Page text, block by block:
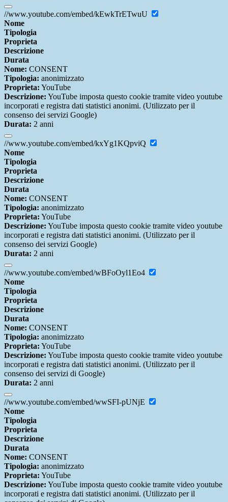
//www.youtube.com/embed/kEwkTrETwuU
Nome
Tipologia
Proprieta
Descrizione
Durata
Nome: CONSENT
Tipologia: anonimizzato
Proprieta: YouTube
Descrizione: YouTube imposta questo cookie tramite video youtube
incorporati e registra dati statistici anonimi. (Utilizzato per il
consenso dei servizi Google)
Durata: 2 anni
//www.youtube.com/embed/kxYg1KQpviQ
Nome
Tipologia
Proprieta
Descrizione
Durata
Nome: CONSENT
Tipologia: anonimizzato
Proprieta: YouTube
Descrizione: YouTube imposta questo cookie tramite video youtube
incorporati e registra dati statistici anonimi. (Utilizzato per il
consenso dei servizi Google)
Durata: 2 anni
//www.youtube.com/embed/wBFoOyl1Eo4
Nome
Tipologia
Proprieta
Descrizione
Durata
Nome: CONSENT
Tipologia: anonimizzato
Proprieta: YouTube
Descrizione: YouTube imposta questo cookie tramite video youtube
incorporati e registra dati statistici anonimi. (Utilizzato per il
consenso dei servizi di Google)
Durata: 2 anni
//www.youtube.com/embed/wwSFI-pUNjE
Nome
Tipologia
Proprieta
Descrizione
Durata
Nome: CONSENT
Tipologia: anonimizzato
Proprieta: YouTube
Descrizione: YouTube imposta questo cookie tramite video youtube
incorporati e registra dati statistici anonimi. (Utilizzato per il